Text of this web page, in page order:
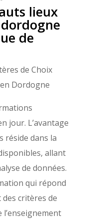
lieux
de
de Choix
Dordogne
jour. L’avantage
réside dans la
allant
de données.
qui répond
critères de